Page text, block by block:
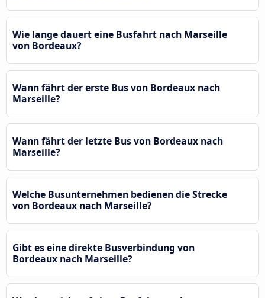
Wie lange dauert eine Busfahrt nach Marseille
von Bordeaux?
Wann fährt der erste Bus von Bordeaux nach
Marseille?
Wann fährt der letzte Bus von Bordeaux nach
Marseille?
Welche Busunternehmen bedienen die Strecke
von Bordeaux nach Marseille?
Gibt es eine direkte Busverbindung von
Bordeaux nach Marseille?